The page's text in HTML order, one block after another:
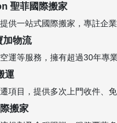
聖菲國際搬家
供一站式國際搬家，專註企
物流
運等服務，擁有超過30年專
運
項目，提供多次上門收件、
搬家